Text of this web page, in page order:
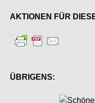
AKTIONEN FÜR
ÜBRIGENS: